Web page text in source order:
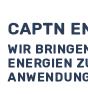
CAPTN
WIR
ENERGIEN